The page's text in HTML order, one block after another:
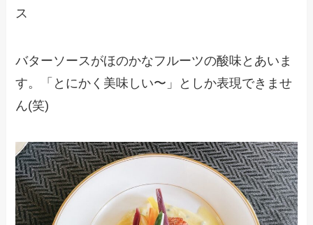
ス
バターソースがほのかなフルーツの酸味とあいま
す。「とにかく美味しい〜」としか表現できませ
ん(笑)